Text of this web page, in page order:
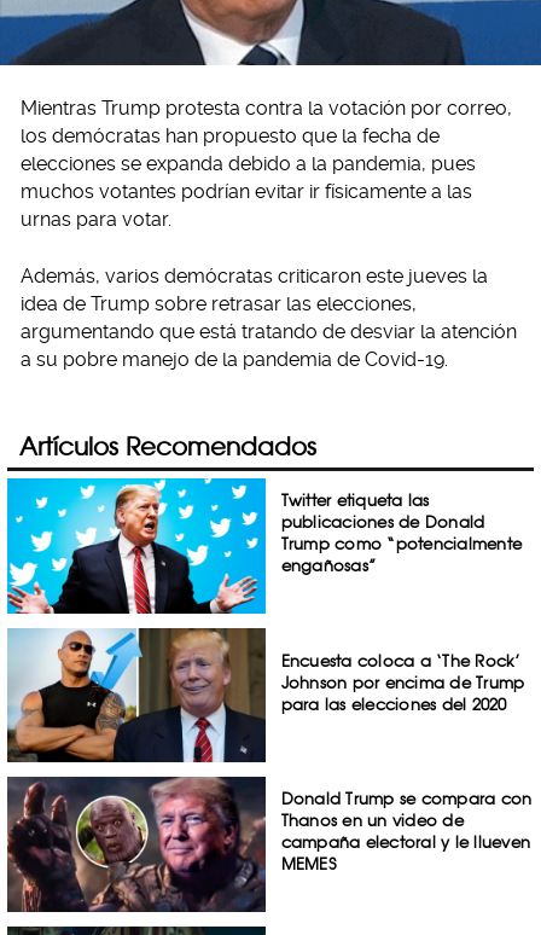
Mientras Trump protesta contra la votación por correo,
los demócratas han propuesto que la fecha de
elecciones se expanda debido a la pandemia, pues
muchos votantes podrían evitar ir físicamente a las
urnas para votar.
Además, varios demócratas criticaron este jueves la
idea de Trump sobre retrasar las elecciones,
argumentando que está tratando de desviar la atención
a su pobre manejo de la pandemia de Covid-19.
Artículos Recomendados
Twitter etiqueta las
publicaciones de Donald
Trump como “potencialmente
engañosas”
Encuesta coloca a ‘The Rock’
Johnson por encima de Trump
para las elecciones del 2020
Donald Trump se compara con
Thanos en un video de
campaña electoral y le llueven
MEMES